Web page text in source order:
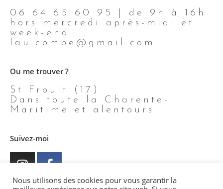
06 64 65 60 95 | de 9h à 16h
hors mercredi après-midi et
week-end
lau.combe@gmail.com
Ou me trouver ?
St Froult (17)
Dans toute la Charente-
Maritime et alentours
Suivez-moi
Nous utilisons des cookies pour vous garantir la